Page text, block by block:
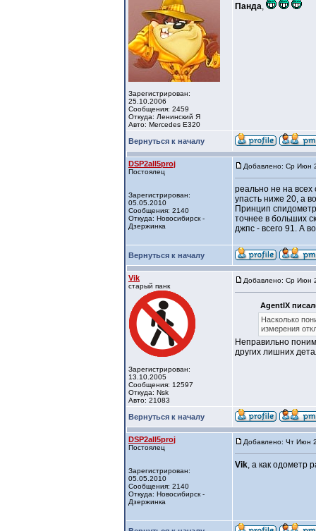
Зарегистрирован:
25.10.2006
Сообщения: 2459
Откуда: Ленинский Я
Авто: Mercedes E320
Панда,
Вернуться к началу
DSP2all5proj
Постоялец
Зарегистрирован:
05.05.2010
Сообщения: 2140
Откуда: Новосибирск -
Дзержинка
Добавлено: Ср Июн
реально не на всех
упасть ниже 20, а
Принцип
точнее в больших
джпс - всего 91. А
Вернуться к началу
Vik
старый панк
Зарегистрирован:
13.10.2005
Сообщения: 12597
Откуда: Nsk
Авто: 21083
Добавлено: Ср Июн
AgentIX
Насколько
измерения
Неправильно
других лишних
Вернуться к началу
DSP2all5proj
Постоялец
Зарегистрирован:
05.05.2010
Сообщения: 2140
Откуда: Новосибирск -
Дзержинка
Добавлено: Чт Июн
Vik, а как одометр